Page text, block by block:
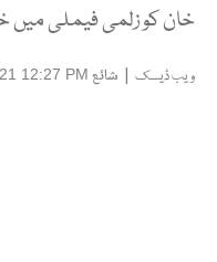
خان کو زلمی فیملی میں
ویب ڈیسک | شائع 12:27 PM